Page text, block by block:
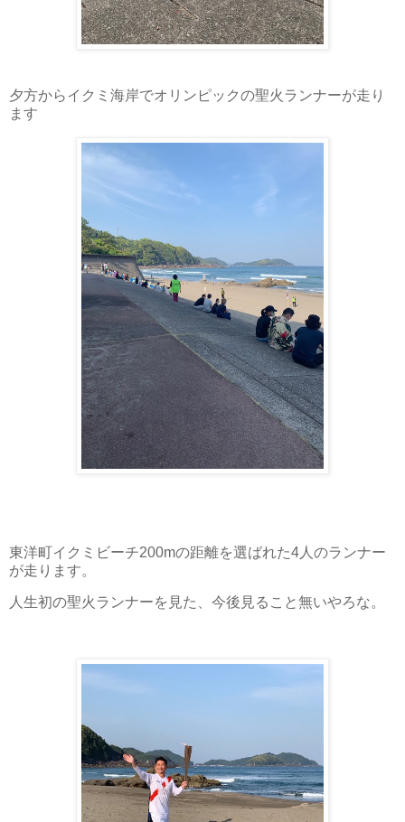
夕方からイクミ海岸でオリンピックの聖火ランナーが走り
ます
東洋町イクミビーチ200mの距離を選ばれた4人のランナー
が走ります。
人生初の聖火ランナーを見た、今後見ること無いやろな。